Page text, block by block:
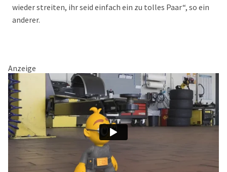
wieder streiten, ihr seid einfach ein zu tolles Paar“, so ein
anderer.
Anzeige